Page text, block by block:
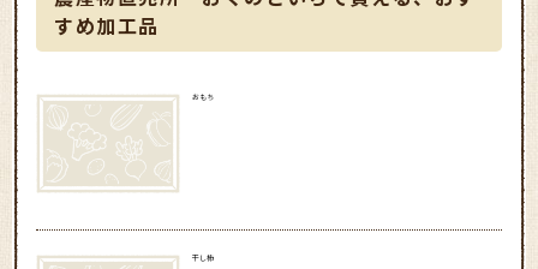
すめ加工品
おもち
干し柿